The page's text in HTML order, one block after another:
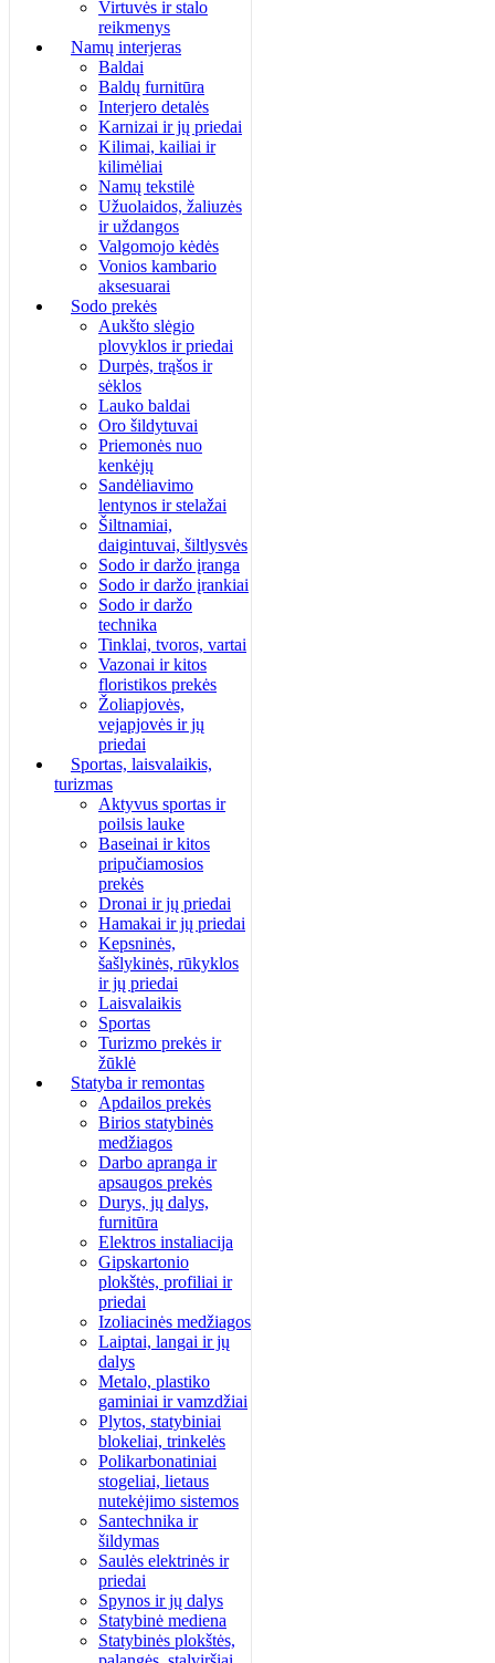
Virtuvės ir stalo
reikmenys
Namų interjeras
Baldai
Baldų furnitūra
Interjero detalės
Karnizai ir jų priedai
Kilimai, kailiai ir
kilimėliai
Namų tekstilė
Užuolaidos, žaliuzės
ir uždangos
Valgomojo kėdės
Vonios kambario
aksesuarai
Sodo prekės
Aukšto slėgio
plovyklos ir priedai
Durpės, trąšos ir
sėklos
Lauko baldai
Oro šildytuvai
Priemonės nuo
kenkėjų
Sandėliavimo
lentynos ir stelažai
Šiltnamiai,
daigintuvai, šiltlysvės
Sodo ir daržo įranga
Sodo ir daržo įrankiai
Sodo ir daržo
technika
Tinklai, tvoros, vartai
Vazonai ir kitos
floristikos prekės
Žoliapjovės,
vejapjovės ir jų
priedai
Sportas, laisvalaikis,
turizmas
Aktyvus sportas ir
poilsis lauke
Baseinai ir kitos
pripučiamosios
prekės
Dronai ir jų priedai
Hamakai ir jų priedai
Kepsninės,
šašlykinės, rūkyklos
ir jų priedai
Laisvalaikis
Sportas
Turizmo prekės ir
žūklė
Statyba ir remontas
Apdailos prekės
Birios statybinės
medžiagos
Darbo apranga ir
apsaugos prekės
Durys, jų dalys,
furnitūra
Elektros instaliacija
Gipskartonio
plokštės, profiliai ir
priedai
Izoliacinės medžiagos
Laiptai, langai ir jų
dalys
Metalo, plastiko
gaminiai ir vamzdžiai
Plytos, statybiniai
blokeliai, trinkelės
Polikarbonatiniai
stogeliai, lietaus
nutekėjimo sistemos
Santechnika ir
šildymas
Saulės elektrinės ir
priedai
Spynos ir jų dalys
Statybinė mediena
Statybinės plokštės,